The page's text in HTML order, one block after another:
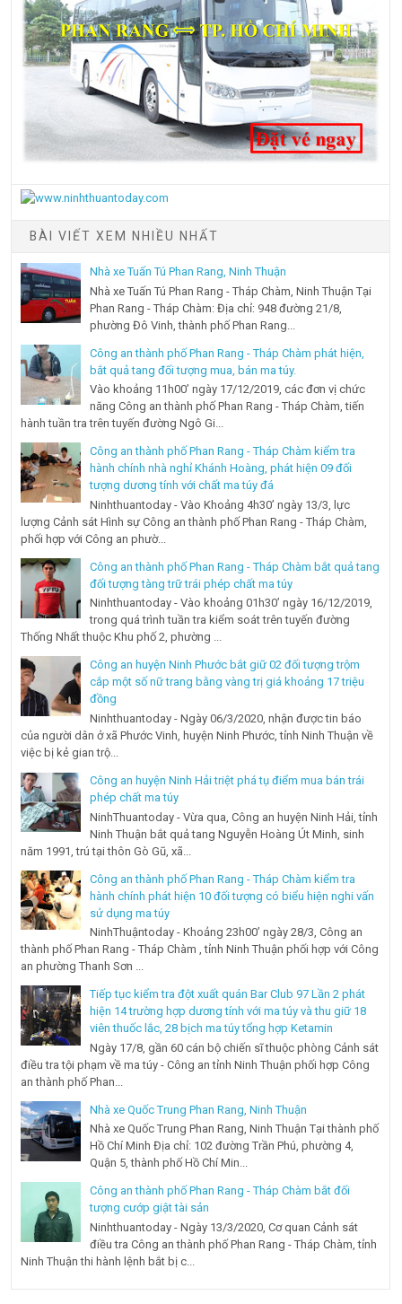
BÀI VIẾT XEM NHIỀU NHẤT
Nhà xe Tuấn Tú Phan Rang, Ninh Thuận
Nhà xe Tuấn Tú Phan Rang - Tháp Chàm, Ninh Thuận Tại
Phan Rang - Tháp Chàm: Địa chỉ: 948 đường 21/8,
phường Đô Vinh, thành phố Phan Rang...
Công an thành phố Phan Rang - Tháp Chàm phát hiện,
bắt quả tang đối tượng mua, bán ma túy.
Vào khoảng 11h00’ ngày 17/12/2019, các đơn vị chức
năng Công an thành phố Phan Rang - Tháp Chàm, tiến
hành tuần tra trên tuyến đường Ngô Gi...
Công an thành phố Phan Rang - Tháp Chàm kiểm tra
hành chính nhà nghỉ Khánh Hoàng, phát hiện 09 đối
tượng dương tính với chất ma túy đá
Ninhthuantoday - Vào Khoảng 4h30’ ngày 13/3, lực
lượng Cảnh sát Hình sự Công an thành phố Phan Rang - Tháp Chàm,
phối hợp với Công an phườ...
Công an thành phố Phan Rang - Tháp Chàm bắt quả tang
đối tượng tàng trữ trái phép chất ma túy
Ninhthuantoday - Vào khoảng 01h30’ ngày 16/12/2019,
trong quá trình tuần tra kiểm soát trên tuyến đường
Thống Nhất thuộc Khu phố 2, phường ...
Công an huyện Ninh Phước bắt giữ 02 đối tượng trộm
cắp một số nữ trang bằng vàng trị giá khoảng 17 triệu
đồng
Ninhthuantoday - Ngày 06/3/2020, nhận được tin báo
của người dân ở xã Phước Vinh, huyện Ninh Phước, tỉnh Ninh Thuận về
việc bị kẻ gian trộ...
Công an huyện Ninh Hải triệt phá tụ điểm mua bán trái
phép chất ma túy
NinhThuantoday - Vừa qua, Công an huyện Ninh Hải, tỉnh
Ninh Thuận bắt quả tang Nguyễn Hoàng Út Minh, sinh
năm 1991, trú tại thôn Gò Gũ, xã...
Công an thành phố Phan Rang - Tháp Chàm kiểm tra
hành chính phát hiện 10 đối tượng có biểu hiện nghi vấn
sử dụng ma túy
NinhThuậntoday - Khoảng 23h00’ ngày 28/3, Công an
thành phố Phan Rang - Tháp Chàm , tỉnh Ninh Thuận phối hợp với Công
an phường Thanh Sơn ...
Tiếp tục kiểm tra đột xuất quán Bar Club 97 Lần 2 phát
hiện 14 trường hợp dương tính với ma túy và thu giữ 18
viên thuốc lắc, 28 bịch ma túy tổng hợp Ketamin
Ngày 17/8, gần 60 cán bộ chiến sĩ thuộc phòng Cảnh sát
điều tra tội phạm về ma túy - Công an tỉnh Ninh Thuận phối hợp Công
an thành phố Phan...
Nhà xe Quốc Trung Phan Rang, Ninh Thuận
Nhà xe Quốc Trung Phan Rang, Ninh Thuận Tại thành phố
Hồ Chí Minh Địa chỉ: 102 đường Trần Phú, phường 4,
Quận 5, thành phố Hồ Chí Min...
Công an thành phố Phan Rang - Tháp Chàm bắt đối
tượng cướp giật tài sản
Ninhthuantoday - Ngày 13/3/2020, Cơ quan Cảnh sát
điều tra Công an thành phố Phan Rang - Tháp Chàm, tỉnh
Ninh Thuận thi hành lệnh bắt bị c...